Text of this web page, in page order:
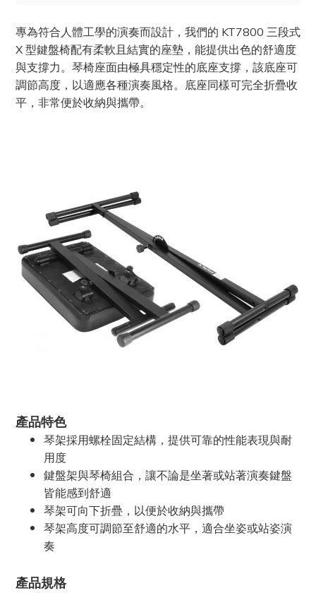
專為符合人體工學的演奏而設計，我們的 KT7800 三段式
X 型鍵盤椅配有柔軟且結實的座墊，能提供出色的舒適度
與支撐力。琴椅座面由極具穩定性的底座支撐，該底座可
調節高度，以適應各種演奏風格。底座同樣可完全折疊收
平，非常便於收納與攜帶。
產品特色
琴架採用螺栓固定結構，提供可靠的性能表現與耐
用度
鍵盤架與琴椅組合，讓不論是坐著或站著演奏鍵盤
皆能感到舒適
琴架可向下折疊，以便於收納與攜帶
琴架高度可調節至舒適的水平，適合坐姿或站姿演
奏
產品規格